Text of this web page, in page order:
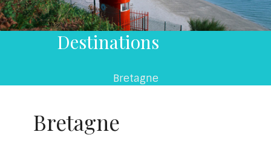
Destinations
Bretagne
Bretagne